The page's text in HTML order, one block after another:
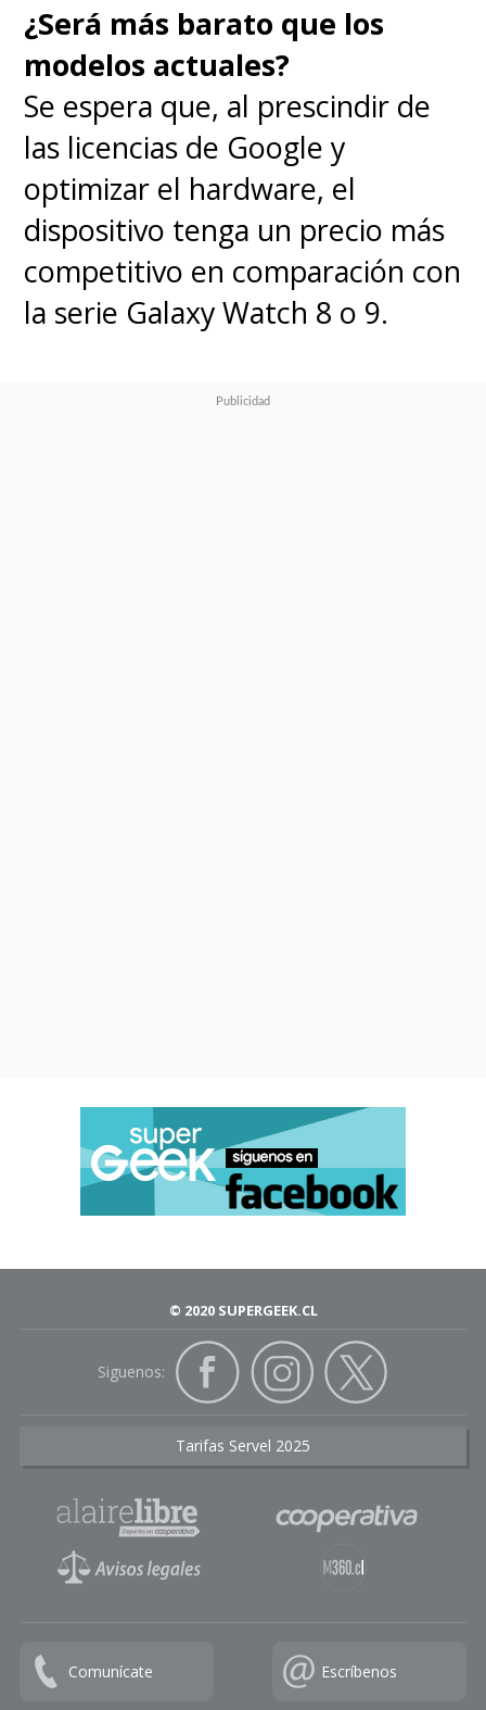
¿Será más barato que los
modelos actuales?
Se espera que, al prescindir de
las licencias de Google y
optimizar el hardware, el
dispositivo tenga un precio más
competitivo en comparación con
la serie Galaxy Watch 8 o 9.
© 2020 SUPERGEEK.CL
Siguenos:
Tarifas Servel 2025
Comunícate Escríbenos